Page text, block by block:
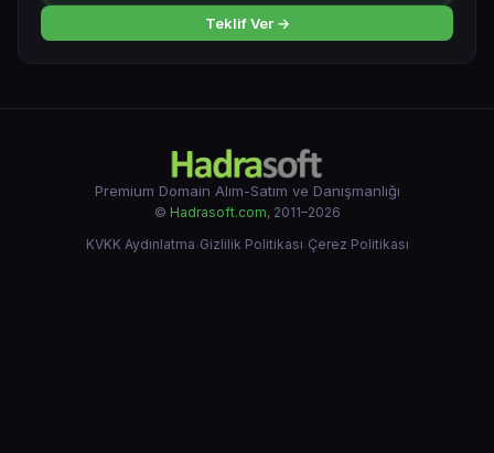
Teklif Ver →
Premium Domain Alım-Satım ve Danışmanlığı
© Hadrasoft.com, 2011–2026
KVKK Aydınlatma·Gizlilik Politikası·Çerez Politikası